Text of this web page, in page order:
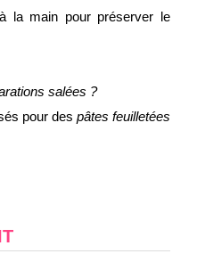
la main pour préserver le
salées ?
pour des pâtes feuilletées